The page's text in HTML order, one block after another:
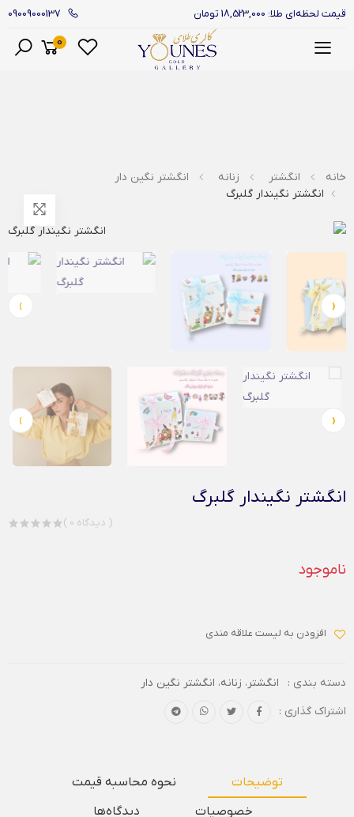
قیمت لحظه‌ای طلا: 18,523,000 تومان 09009000137
0
خانه انگشتر زنانه
انگشتر نگین دار
انگشتر نگیندار گلبرگ
‹
›
‹
›
انگشتر نگیندار گلبرگ
( 0 دیدگاه )
ناموجود
افزودن به لیست علاقه مندی
دسته بندی : انگشتر ، زنانه، انگشتر نگین دار
اشتراک گذاری :
توضیحات
نحوه محاسبه قیمت
خصوصیات
دیدگاه‌ها